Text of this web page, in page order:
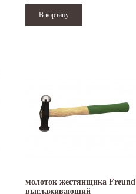
молоток жестянщика Freund
выглаживающий